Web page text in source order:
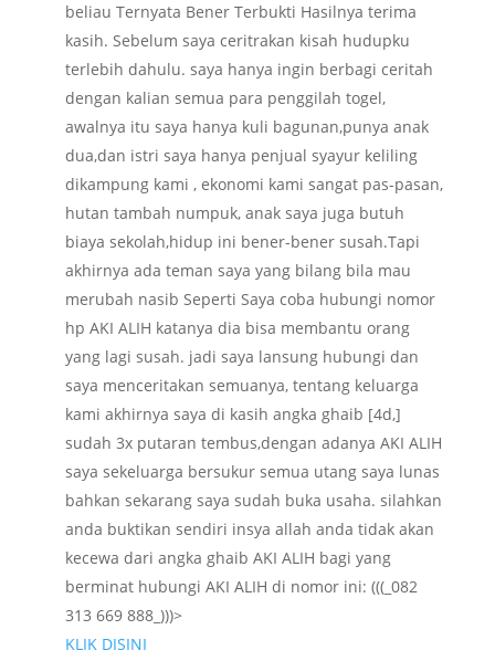
beliau Ternyata Bener Terbukti Hasilnya terima
kasih. Sebelum saya ceritrakan kisah hudupku
terlebih dahulu. saya hanya ingin berbagi ceritah
dengan kalian semua para penggilah togel,
awalnya itu saya hanya kuli bagunan,punya anak
dua,dan istri saya hanya penjual syayur keliling
dikampung kami , ekonomi kami sangat pas-pasan,
hutan tambah numpuk, anak saya juga butuh
biaya sekolah,hidup ini bener-bener susah.Tapi
akhirnya ada teman saya yang bilang bila mau
merubah nasib Seperti Saya coba hubungi nomor
hp AKI ALIH katanya dia bisa membantu orang
yang lagi susah. jadi saya lansung hubungi dan
saya menceritakan semuanya, tentang keluarga
kami akhirnya saya di kasih angka ghaib [4d,]
sudah 3x putaran tembus,dengan adanya AKI ALIH
saya sekeluarga bersukur semua utang saya lunas
bahkan sekarang saya sudah buka usaha. silahkan
anda buktikan sendiri insya allah anda tidak akan
kecewa dari angka ghaib AKI ALIH bagi yang
berminat hubungi AKI ALIH di nomor ini: (((_082
313 669 888_)))>
KLIK DISINI